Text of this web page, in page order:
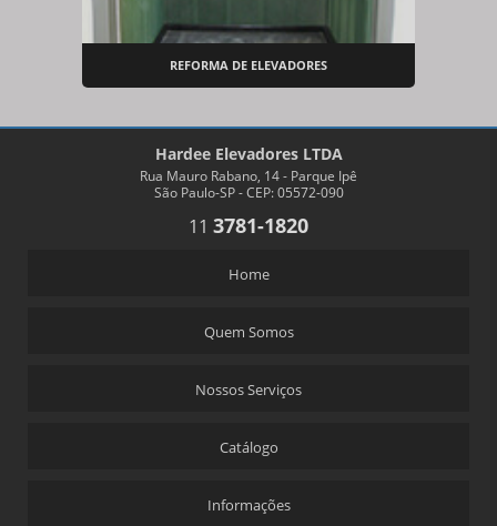
REFORMA DE ELEVADORES
Hardee Elevadores LTDA
Rua Mauro Rabano, 14 - Parque Ipê
São Paulo-SP - CEP: 05572-090
11 3781-1820
Home
Quem Somos
Nossos Serviços
Catálogo
Informações